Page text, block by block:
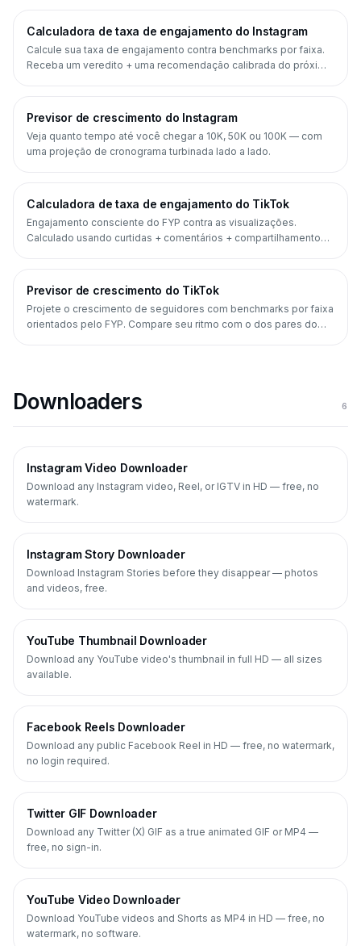
Calculadora de taxa de engajamento do Instagram
Calcule sua taxa de engajamento contra benchmarks por faixa.
Receba um veredito + uma recomendação calibrada do próximo
Previsor de crescimento do Instagram
Veja quanto tempo até você chegar a 10K, 50K ou 100K — com
uma projeção de cronograma turbinada lado a lado.
Calculadora de taxa de engajamento do TikTok
Engajamento consciente do FYP contra as visualizações.
Calculado usando curtidas + comentários + compartilhamentos
Previsor de crescimento do TikTok
Projete o crescimento de seguidores com benchmarks por faixa
orientados pelo FYP. Compare seu ritmo com o dos pares do
Downloaders 6
Instagram Video Downloader
Download any Instagram video, Reel, or IGTV in HD — free, no
watermark.
Instagram Story Downloader
Download Instagram Stories before they disappear — photos
and videos, free.
YouTube Thumbnail Downloader
Download any YouTube video's thumbnail in full HD — all sizes
available.
Facebook Reels Downloader
Download any public Facebook Reel in HD — free, no watermark,
no login required.
Twitter GIF Downloader
Download any Twitter (X) GIF as a true animated GIF or MP4 —
free, no sign-in.
YouTube Video Downloader
Download YouTube videos and Shorts as MP4 in HD — free, no
watermark, no software.